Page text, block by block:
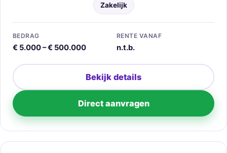
Zakelijk
BEDRAG
€ 5.000 – € 500.000
RENTE VANAF
n.t.b.
Bekijk details
Direct aanvragen